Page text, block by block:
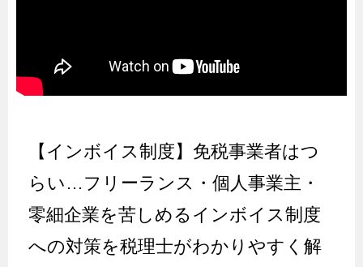
【インボイス制度】免税事業者はつ
らい…フリーランス・個人事業主・
零細企業を苦しめるインボイス制度
への対策を税理士がわかりやすく解